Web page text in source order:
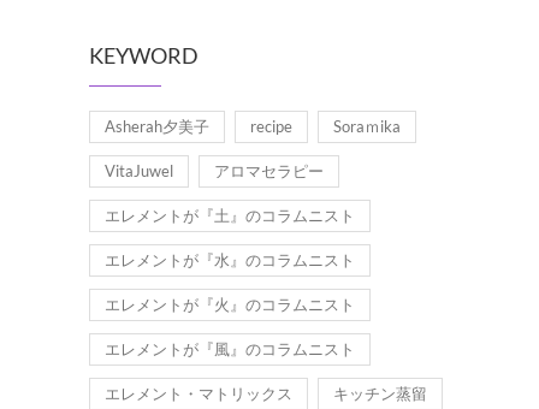
KEYWORD
Asherah夕美子 recipe Soraｍika
VitaJuwel アロマセラピー
エレメントが『土』のコラムニスト
エレメントが『水』のコラムニスト
エレメントが『火』のコラムニスト
エレメントが『風』のコラムニスト
エレメント・マトリックス キッチン蒸留